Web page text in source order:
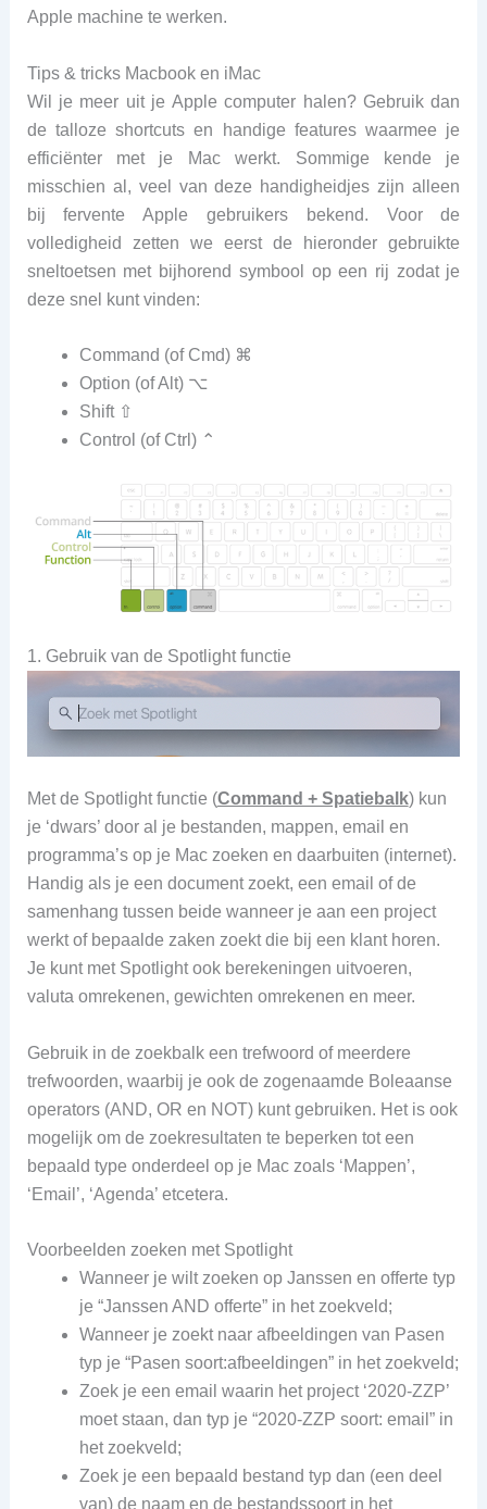
Apple machine te werken.
Tips & tricks Macbook en iMac
Wil je meer uit je Apple computer halen? Gebruik dan
de talloze shortcuts en handige features waarmee je
efficiënter met je Mac werkt. Sommige kende je
misschien al, veel van deze handigheidjes zijn alleen
bij fervente Apple gebruikers bekend. Voor de
volledigheid zetten we eerst de hieronder gebruikte
sneltoetsen met bijhorend symbool op een rij zodat je
deze snel kunt vinden:
Command (of Cmd) ⌘
Option (of Alt) ⌥
Shift ⇧
Control (of Ctrl) ⌃
1. Gebruik van de Spotlight functie
Met de Spotlight functie (Command + Spatiebalk) kun
je ‘dwars’ door al je bestanden, mappen, email en
programma’s op je Mac zoeken en daarbuiten (internet).
Handig als je een document zoekt, een email of de
samenhang tussen beide wanneer je aan een project
werkt of bepaalde zaken zoekt die bij een klant horen.
Je kunt met Spotlight ook berekeningen uitvoeren,
valuta omrekenen, gewichten omrekenen en meer.
Gebruik in de zoekbalk een trefwoord of meerdere
trefwoorden, waarbij je ook de zogenaamde Boleaanse
operators (AND, OR en NOT) kunt gebruiken. Het is ook
mogelijk om de zoekresultaten te beperken tot een
bepaald type onderdeel op je Mac zoals ‘Mappen’,
‘Email’, ‘Agenda’ etcetera.
Voorbeelden zoeken met Spotlight
Wanneer je wilt zoeken op Janssen en offerte typ
je “Janssen AND offerte” in het zoekveld;
Wanneer je zoekt naar afbeeldingen van Pasen
typ je “Pasen soort:afbeeldingen” in het zoekveld;
Zoek je een email waarin het project ‘2020-ZZP’
moet staan, dan typ je “2020-ZZP soort: email” in
het zoekveld;
Zoek je een bepaald bestand typ dan (een deel
van) de naam en de bestandssoort in het